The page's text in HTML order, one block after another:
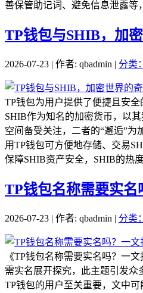
善保管助记词、避免信息泄露等
TP钱包与SHIB，加
2026-07-23 | 作者: qbadmin | 分类
TP钱包为用户提供了便捷且安
SHIB作为知名的加密货币，以
空间备受关注，二者的“邂逅”为
用TP钱包可方便地存储、交易
保障SHIB资产安全，SHIB的热
TP钱包名称需要实名
2026-07-23 | 作者: qbadmin | 分类
《TP钱包名称需要实名吗？一
需实名展开探究，此主题引发众
TP钱包的用户至关重要，文中